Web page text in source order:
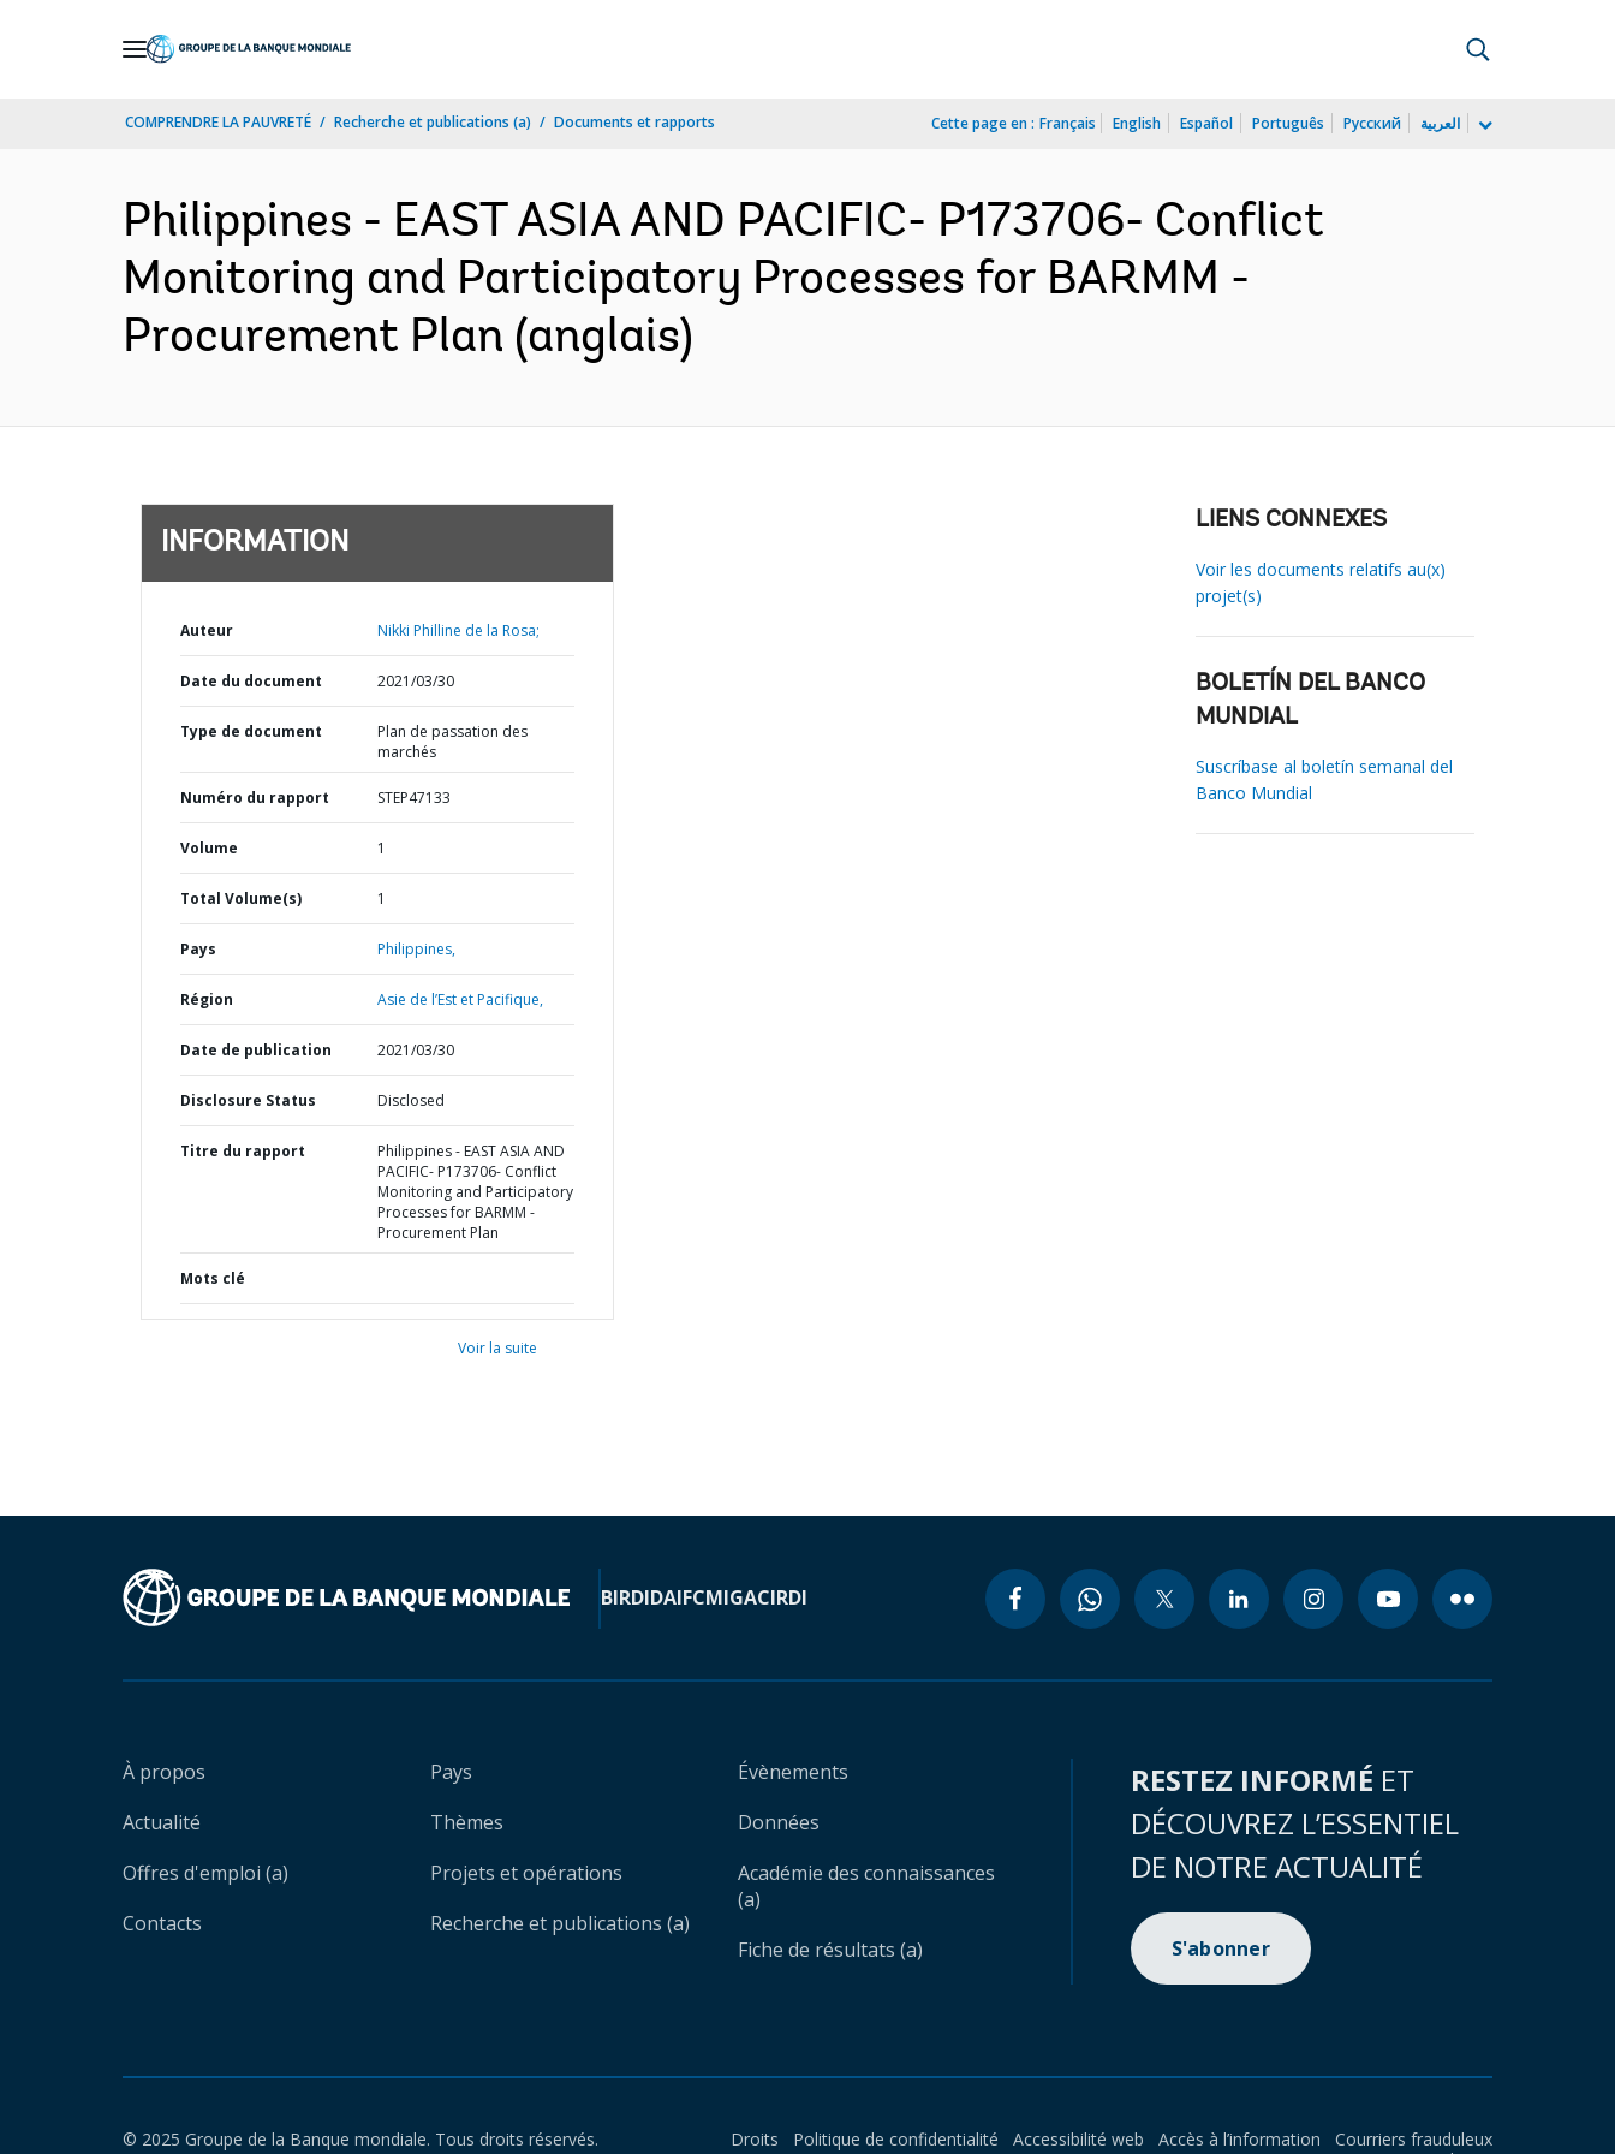
COMPRENDRE LA PAUVRETÉ Recherche et publications (a) Documents et rapports Cette page en : Français English Español Português Русский العربية
Philippines - EAST ASIA AND PACIFIC- P173706- Conflict
Monitoring and Participatory Processes for BARMM -
Procurement Plan (anglais)
INFORMATION
Auteur Nikki Philline de la Rosa;
Date du document 2021/03/30
Type de document
Plan de passation des
marchés
Numéro du rapport STEP47133
Volume 1
Total Volume(s) 1
Pays Philippines,
Région Asie de l’Est et Pacifique,
Date de publication 2021/03/30
Disclosure Status Disclosed
Titre du rapport
Philippines - EAST ASIA AND
PACIFIC- P173706- Conflict
Monitoring and Participatory
Processes for BARMM -
Procurement Plan
Mots clé
Voir la suite
LIENS CONNEXES
Voir les documents relatifs au(x)
projet(s)
BOLETÍN DEL BANCO
MUNDIAL
Suscríbase al boletín semanal del
Banco Mundial
BIRDIDAIFCMIGACIRDI
À propos
Actualité
Offres d'emploi (a)
Contacts
Pays
Thèmes
Projets et opérations
Recherche et publications (a)
Évènements
Données
Académie des connaissances
(a)
Fiche de résultats (a)
RESTEZ INFORMÉ ET
DÉCOUVREZ L’ESSENTIEL
DE NOTRE ACTUALITÉ
S'abonner
© 2025 Groupe de la Banque mondiale. Tous droits réservés. Droits Politique de confidentialité Accessibilité web Accès à l’information
Courriers frauduleux